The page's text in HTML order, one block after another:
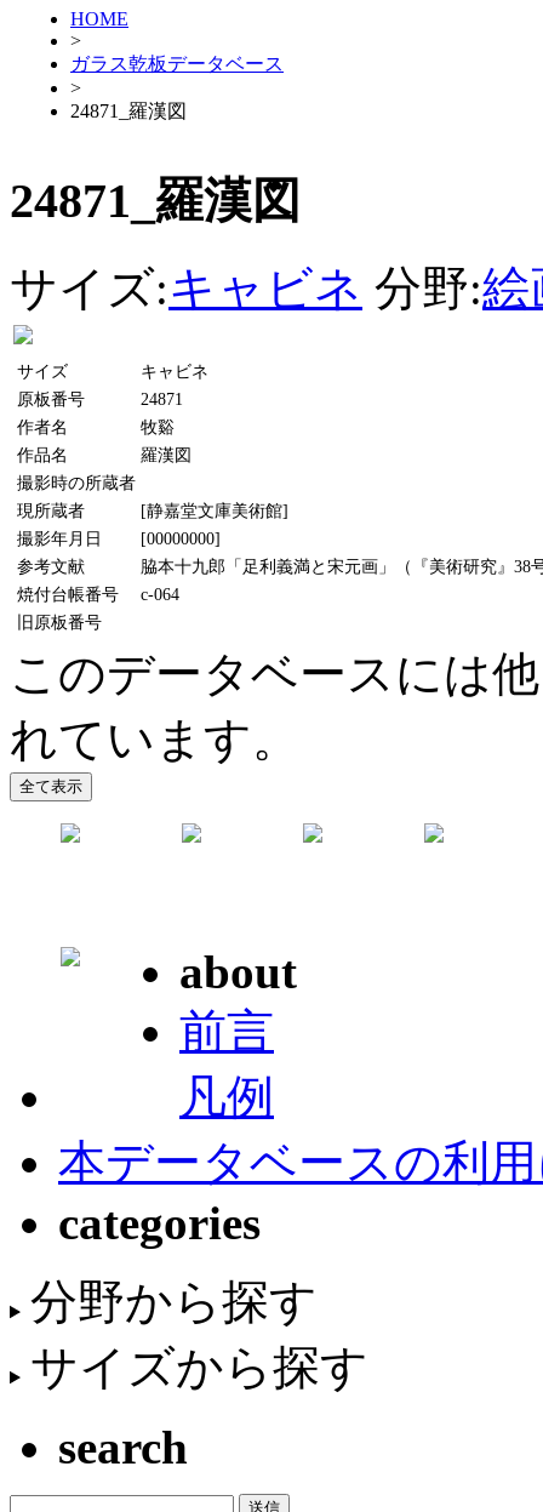
HOME
>
ガラス乾板データベース
>
24871_羅漢図
24871_羅漢図
サイズ:キャビネ 分野:絵
サイズ
キャビネ
原板番号
24871
作者名
牧谿
作品名
羅漢図
撮影時の所蔵者
現所蔵者
[静嘉堂文庫美術館]
撮影年月日
[00000000]
参考文献
脇本十九郎「足利義満と宋元画」（『美術研究』38
焼付台帳番号
c-064
旧原板番号
このデータベースには
れています。
about
前言
凡例
本データベースの利
categories
分野から探す
サイズから探す
search